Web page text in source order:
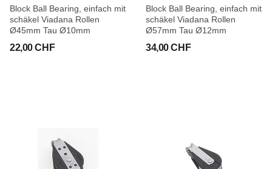
Block Ball Bearing, einfach mit
schäkel Viadana Rollen
Ø45mm Tau Ø10mm
22,00 CHF
Block Ball Bearing, einfach mit
schäkel Viadana Rollen
Ø57mm Tau Ø12mm
34,00 CHF